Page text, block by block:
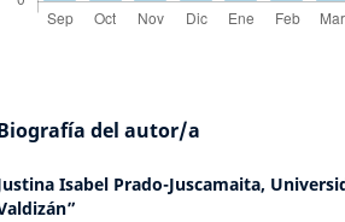
del autor/a
Isabel Prado-Juscamaita,